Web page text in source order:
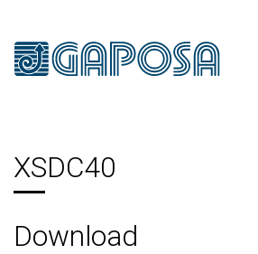
XSDC40
Download